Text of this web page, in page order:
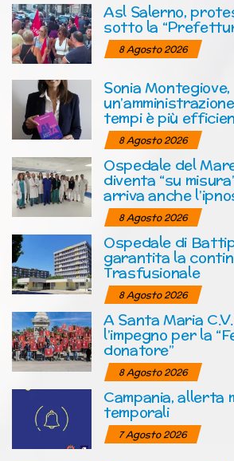
Asl Salerno,
sotto la
8 Agosto 2026
Sonia Montegiove,
tempi è più
8 Agosto 2026
Ospedale del
diventa “su
arriva anche
8 Agosto 2026
Ospedale di
garantita la
Trasfusionale
8 Agosto 2026
A Santa Maria
l’impegno per la
donatore”
8 Agosto 2026
Campania, allerta
temporali
7 Agosto 2026